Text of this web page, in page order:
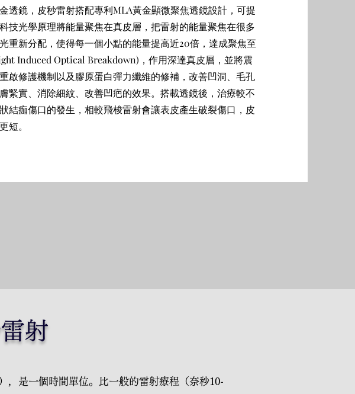
透鏡，皮秒雷射搭配專利MLA黃金顯微聚焦透鏡設計，可提
技光學原理將能量聚焦在真皮層，把雷射的能量聚焦在很多
重新分配，使得每一個小點的能量提高近20倍，達成聚焦至
Induced Optical Breakdown)，作用深達真皮層，並將震
啟修護機制以及膠原蛋白彈力纖維的修補，改善凹洞、毛孔
緊實、消除細紋、改善凹疤的效果。搭載透鏡後，治療較不
結痂傷口的發生，相較飛梭雷射會讓表皮產生破裂傷口，皮
短。
射
，是一個時間單位。比一般的雷射療程（奈秒10-